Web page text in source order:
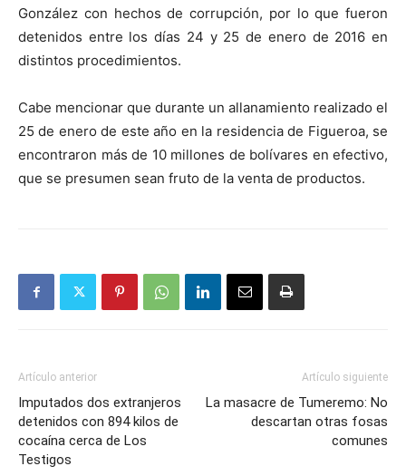
González con hechos de corrupción, por lo que fueron
detenidos entre los días 24 y 25 de enero de 2016 en
distintos procedimientos.
Cabe mencionar que durante un allanamiento realizado el
25 de enero de este año en la residencia de Figueroa, se
encontraron más de 10 millones de bolívares en efectivo,
que se presumen sean fruto de la venta de productos.
Artículo anterior
Imputados dos extranjeros
detenidos con 894 kilos de
cocaína cerca de Los
Testigos
Artículo siguiente
La masacre de Tumeremo: No
descartan otras fosas
comunes